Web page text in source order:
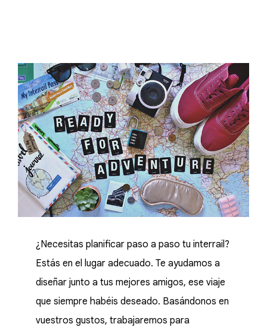
¿Necesitas planificar paso a paso tu interrail?
Estás en el lugar adecuado. Te ayudamos a
diseñar junto a tus mejores amigos, ese viaje
que siempre habéis deseado. Basándonos en
vuestros gustos, trabajaremos para